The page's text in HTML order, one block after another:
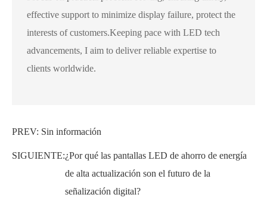
effective support to minimize display failure, protect the
interests of customers.Keeping pace with LED tech
advancements, I aim to deliver reliable expertise to
clients worldwide.
PREV: Sin información
SIGUIENTE:¿Por qué las pantallas LED de ahorro de energía
de alta actualización son el futuro de la
señalización digital?